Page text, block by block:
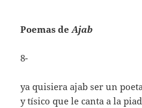
Poemas deAjab
8-
ya quisiera ajab ser un
y tísico que le canta a la